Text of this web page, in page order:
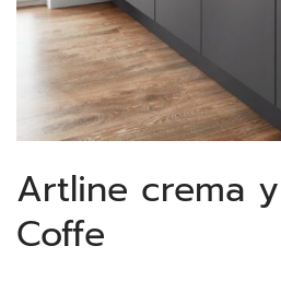
Artline crema
Coffe